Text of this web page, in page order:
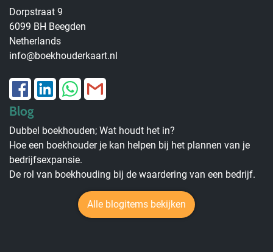
Dorpstraat 9
6099 BH Beegden
Netherlands
info@boekhouderkaart.nl
Blog
Dubbel boekhouden; Wat houdt het in?
Hoe een boekhouder je kan helpen bij het plannen van je
bedrijfsexpansie.
De rol van boekhouding bij de waardering van een bedrijf.
Alle blogitems bekijken